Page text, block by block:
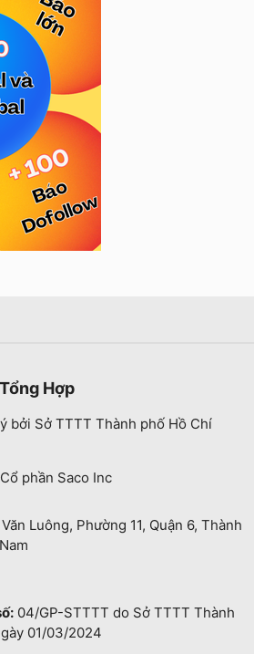
Hợp
bởi Sở TTTT Thành phố Hồ Chí
phần Saco Inc
Luông, Phường 11, Quận 6, Thành
04/GP-STTTT do Sở TTTT Thành
01/03/2024